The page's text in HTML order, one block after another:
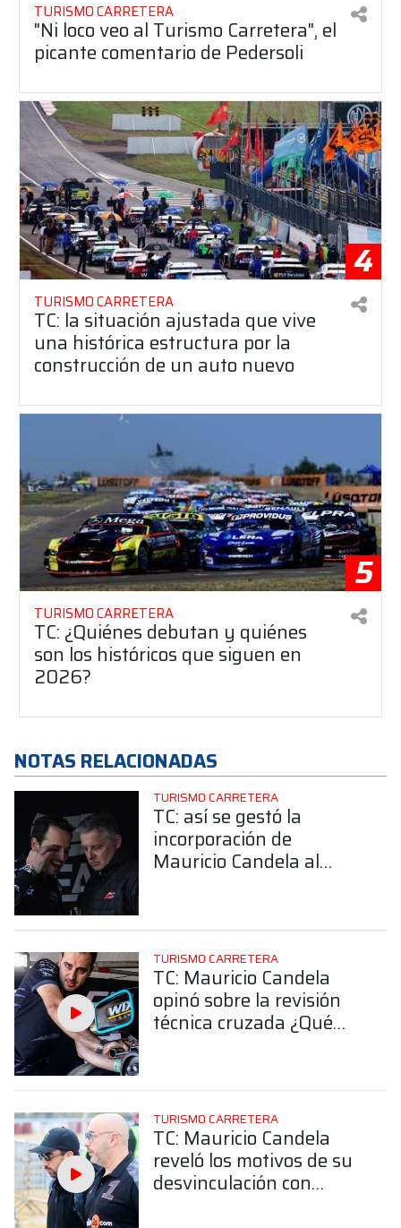
TURISMO CARRETERA
"Ni loco veo al Turismo Carretera", el
picante comentario de Pedersoli
4
TURISMO CARRETERA
TC: la situación ajustada que vive
una histórica estructura por la
construcción de un auto nuevo
5
TURISMO CARRETERA
TC: ¿Quiénes debutan y quiénes
son los históricos que siguen en
2026?
NOTAS RELACIONADAS
TURISMO CARRETERA
TC: así se gestó la
incorporación de
Mauricio Candela al
TURISMO CARRETERA
TC: Mauricio Candela
opinó sobre la revisión
técnica cruzada ¿Qué
TURISMO CARRETERA
TC: Mauricio Candela
reveló los motivos de su
desvinculación con